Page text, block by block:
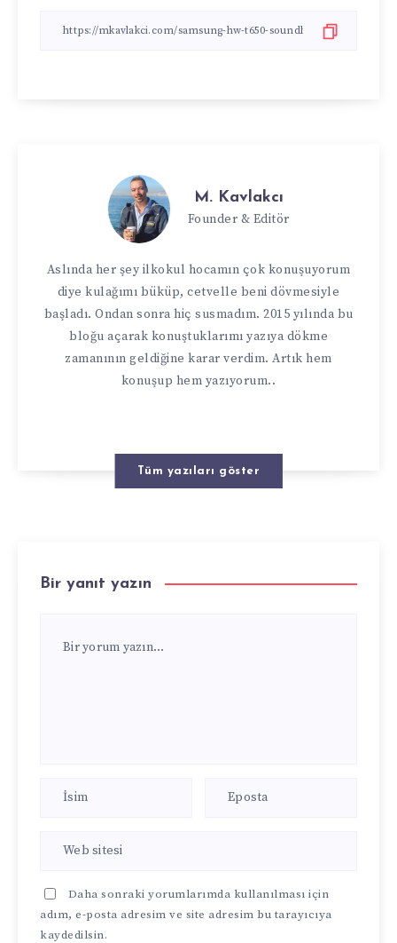
M. Kavlakcı
Founder & Editör
Aslında her şey ilkokul hocamın çok konuşuyorum
diye kulağımı büküp, cetvelle beni dövmesiyle
başladı. Ondan sonra hiç susmadım. 2015 yılında bu
bloğu açarak konuştuklarımı yazıya dökme
zamanının geldiğine karar verdim. Artık hem
konuşup hem yazıyorum..
Tüm yazıları göster
Bir yanıt yazın
Daha sonraki yorumlarımda kullanılması için
adım, e-posta adresim ve site adresim bu tarayıcıya
kaydedilsin.